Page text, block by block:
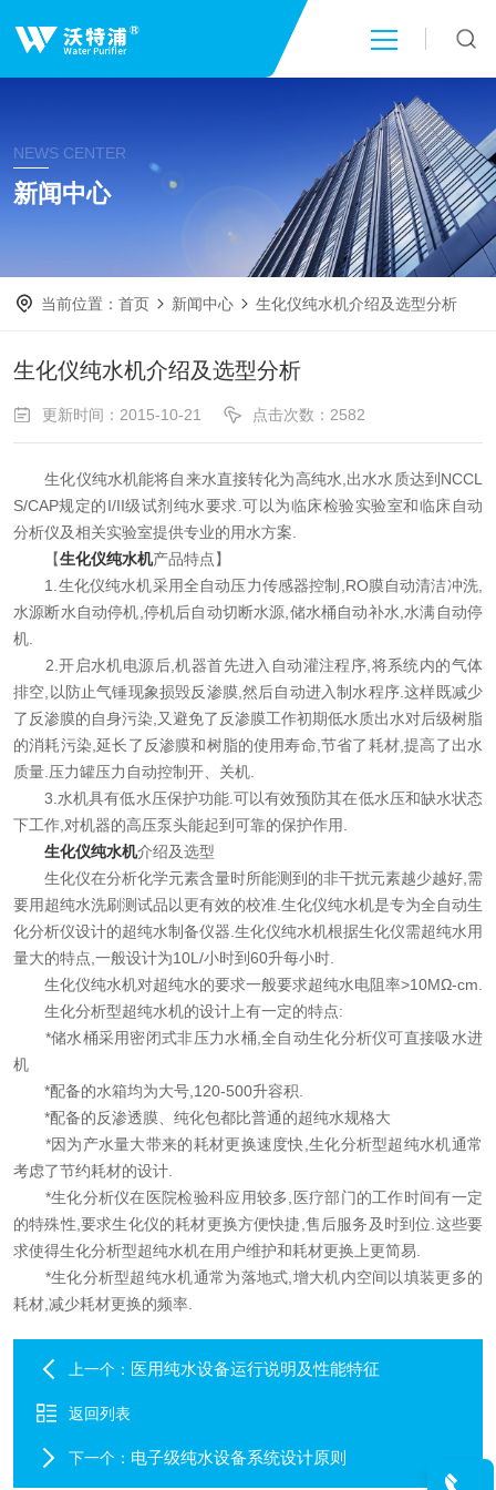
产品中心
新闻中心
技术文章
成功案例
在线留言
联系我们
NEWS CENTER
新闻中心
当前位置：首页 新闻中心 生化仪纯水机介绍及选型分析
生化仪纯水机介绍及选型分析
更新时间：2015-10-21 点击次数：2582
生化仪纯水机能将自来水直接转化为高纯水,出水水质达到NCCL
S/CAP规定的I/II级试剂纯水要求.可以为临床检验实验室和临床自动
分析仪及相关实验室提供专业的用水方案.
【生化仪纯水机产品特点】
1.生化仪纯水机采用全自动压力传感器控制,RO膜自动清洁冲洗,
水源断水自动停机,停机后自动切断水源,储水桶自动补水,水满自动停
机.
2.开启水机电源后,机器首先进入自动灌注程序,将系统内的气体
排空,以防止气锤现象损毁反渗膜,然后自动进入制水程序.这样既减少
了反渗膜的自身污染,又避免了反渗膜工作初期低水质出水对后级树脂
的消耗污染,延长了反渗膜和树脂的使用寿命,节省了耗材,提高了出水
质量.压力罐压力自动控制开、关机.
3.水机具有低水压保护功能.可以有效预防其在低水压和缺水状态
下工作,对机器的高压泵头能起到可靠的保护作用.
生化仪纯水机介绍及选型
生化仪在分析化学元素含量时所能测到的非干扰元素越少越好,需
要用超纯水洗刷测试品以更有效的校准.生化仪纯水机是专为全自动生
化分析仪设计的超纯水制备仪器.生化仪纯水机根据生化仪需超纯水用
量大的特点,一般设计为10L/小时到60升每小时.
生化仪纯水机对超纯水的要求一般要求超纯水电阻率>10MΩ-cm.
生化分析型超纯水机的设计上有一定的特点:
*储水桶采用密闭式非压力水桶,全自动生化分析仪可直接吸水进
机
*配备的水箱均为大号,120-500升容积.
*配备的反渗透膜、纯化包都比普通的超纯水规格大
*因为产水量大带来的耗材更换速度快,生化分析型超纯水机通常
考虑了节约耗材的设计.
*生化分析仪在医院检验科应用较多,医疗部门的工作时间有一定
的特殊性,要求生化仪的耗材更换方便快捷,售后服务及时到位.这些要
求使得生化分析型超纯水机在用户维护和耗材更换上更简易.
*生化分析型超纯水机通常为落地式,增大机内空间以填装更多的
耗材,减少耗材更换的频率.
上一个： 医用纯水设备运行说明及性能特征
返回列表
下一个： 电子级纯水设备系统设计原则